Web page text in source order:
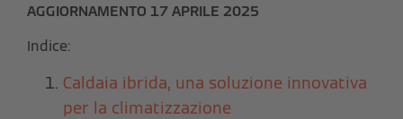
AGGIORNAMENTO 17 APRILE 2025
Indice:
Caldaia ibrida, una soluzione innovativa
per la climatizzazione